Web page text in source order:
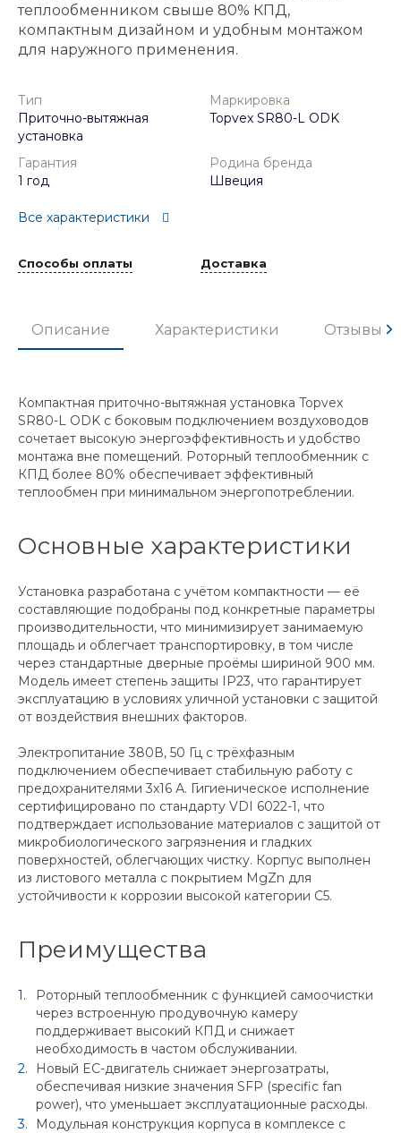
теплообменником свыше 80% КПД,
компактным дизайном и удобным монтажом
для наружного применения.
Тип
Приточно-вытяжная
установка
Маркировка
Topvex SR80-L ODK
Гарантия
1 год
Родина бренда
Швеция
Все характеристики
Способы оплаты Доставка
Описание Характеристики Отзывы
Компактная приточно-вытяжная установка Topvex
SR80-L ODK с боковым подключением воздуховодов
сочетает высокую энергоэффективность и удобство
монтажа вне помещений. Роторный теплообменник с
КПД более 80% обеспечивает эффективный
теплообмен при минимальном энергопотреблении.
Основные характеристики
Установка разработана с учётом компактности — её
составляющие подобраны под конкретные параметры
производительности, что минимизирует занимаемую
площадь и облегчает транспортировку, в том числе
через стандартные дверные проёмы шириной 900 мм.
Модель имеет степень защиты IP23, что гарантирует
эксплуатацию в условиях уличной установки с защитой
от воздействия внешних факторов.
Электропитание 380В, 50 Гц с трёхфазным
подключением обеспечивает стабильную работу с
предохранителями 3x16 А. Гигиеническое исполнение
сертифицировано по стандарту VDI 6022-1, что
подтверждает использование материалов с защитой от
микробиологического загрязнения и гладких
поверхностей, облегчающих чистку. Корпус выполнен
из листового металла с покрытием MgZn для
устойчивости к коррозии высокой категории C5.
Преимущества
Роторный теплообменник с функцией самоочистки
через встроенную продувочную камеру
поддерживает высокий КПД и снижает
необходимость в частом обслуживании.
Новый EC-двигатель снижает энергозатраты,
обеспечивая низкие значения SFP (specific fan
power), что уменьшает эксплуатационные расходы.
Модульная конструкция корпуса в комплексе с